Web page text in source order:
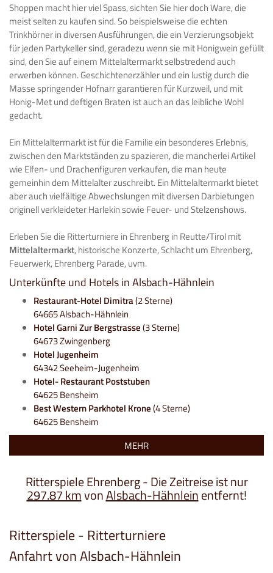
Shoppen macht hier viel Spass, sichten Sie hier doch Ware, die
meist selten zu kaufen sind. So beispielsweise die echten
Trinkhörner in diversen Ausführungen, die ein Verzierungsobjekt
für jeden Partykeller sind, geradezu wenn sie mit Honigwein gefüllt
sind, den Sie auf einem Mittelaltermarkt selbstredend auch
erwerben können. Geschichtenerzähler und ein lustig durch die
Masse springender Hofnarr garantieren für Kurzweil, und mit
Honig-Met und deftigen Braten ist auch an das leibliche Wohl
gedacht.
Ein Mittelaltermarkt ist für die Familie ein besonderes Erlebnis,
zwischen den Marktständen zu spazieren, die mancherlei Artikel
wie Elfen- und Drachenfiguren verkaufen, die man heute
gemeinhin dem Mittelalter zuschreibt. Ein Mittelaltermarkt bietet
aber auch vielfältige Abwechslungen mit diversen Darbietungen
originell verkleideter Harlekin sowie Feuer- und Stelzenshows.
Erleben Sie die Ritterturniere in Ehrenberg in Reutte/Tirol mit
Mittelaltermarkt, historische Konzerte, Schlacht um Ehrenberg,
Feuerwerk, Ehrenberg Parade, uvm.
Unterkünfte und Hotels in Alsbach-Hähnlein
Restaurant-Hotel Dimitra(2 Sterne)
64665 Alsbach-Hähnlein
Hotel Garni Zur Bergstrasse(3 Sterne)
64673 Zwingenberg
Hotel Jugenheim
64342 Seeheim-Jugenheim
Hotel- Restaurant Poststuben
64625 Bensheim
Best Western Parkhotel Krone(4 Sterne)
64625 Bensheim
MEHR
Ritterspiele Ehrenberg - Die Zeitreise ist nur
297.87 kmvonAlsbach-Hähnleinentfernt!
Ritterspiele - Ritterturniere
Anfahrt von Alsbach-Hähnlein